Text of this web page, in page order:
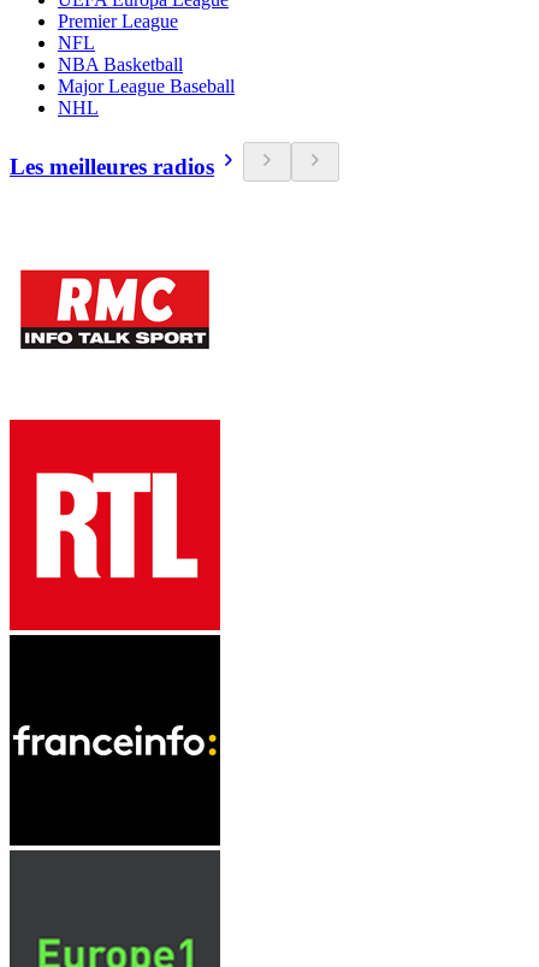
Premier League
NFL
NBA Basketball
Major League Baseball
NHL
Les meilleures radios